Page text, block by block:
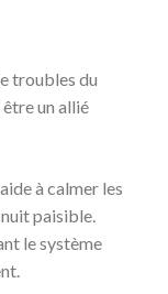
troubles du
être un allié
à calmer les
paisible.
le système